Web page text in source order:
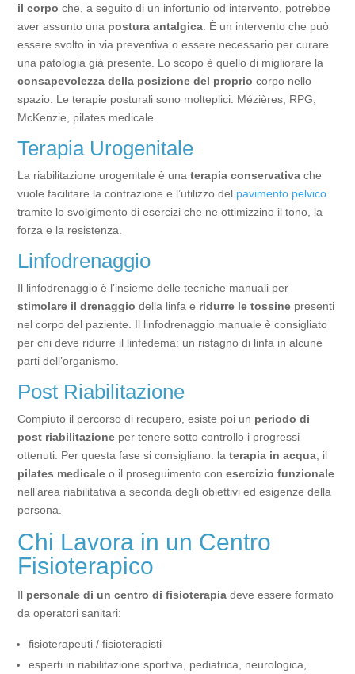
il corpo che, a seguito di un infortunio od intervento, potrebbe
aver assunto una postura antalgica . È un intervento che può
essere svolto in via preventiva o essere necessario per curare
una patologia già presente. Lo scopo è quello di migliorare la
consapevolezza della posizione del proprio corpo nello
spazio. Le terapie posturali sono molteplici: Mézières, RPG,
McKenzie, pilates medicale.
Terapia Urogenitale
La riabilitazione urogenitale è unaterapia conservativa che
vuole facilitare la contrazione e l’utilizzo del pavimento pelvico
tramite lo svolgimento di esercizi che ne ottimizzino il tono, la
forza e la resistenza.
Linfodrenaggio
Il linfodrenaggio è l’insieme delle tecniche manuali per
stimolare il drenaggio della linfa e ridurre le tossine presenti
nel corpo del paziente. Il linfodrenaggio manuale è consigliato
per chi deve ridurre il linfedema: un ristagno di linfa in alcune
parti dell’organismo.
Post Riabilitazione
Compiuto il percorso di recupero, esiste poi un periodo di
post riabilitazione per tenere sotto controllo i progressi
ottenuti. Per questa fase si consigliano: laterapia in acqua , il
pilates medicale o il proseguimento conesercizio funzionale
nell’area riabilitativa a seconda degli obiettivi ed esigenze della
persona.
Chi Lavora in un Centro
Fisioterapico
Il personale di un centro di fisioterapia deve essere formato
da operatori sanitari:
fisioterapeuti / fisioterapisti
esperti in riabilitazione sportiva, pediatrica, neurologica,